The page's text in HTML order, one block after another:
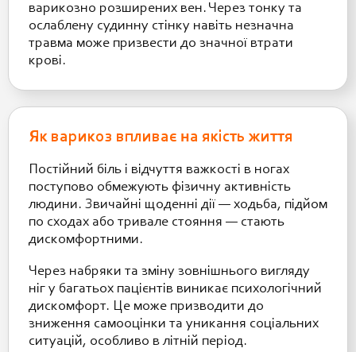
варикозно розширених вен. Через тонку та
ослаблену судинну стінку навіть незначна
травма може призвести до значної втрати
крові.
Як варикоз впливає на якість життя
Постійний біль і відчуття важкості в ногах
поступово обмежують фізичну активність
людини. Звичайні щоденні дії — ходьба, підйом
по сходах або тривале стояння — стають
дискомфортними.
Через набряки та зміну зовнішнього вигляду
ніг у багатьох пацієнтів виникає психологічний
дискомфорт. Це може призводити до
зниження самооцінки та уникання соціальних
ситуацій, особливо в літній період.